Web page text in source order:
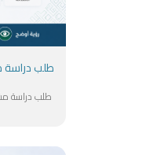
طلب دراسة
طلب دراسة